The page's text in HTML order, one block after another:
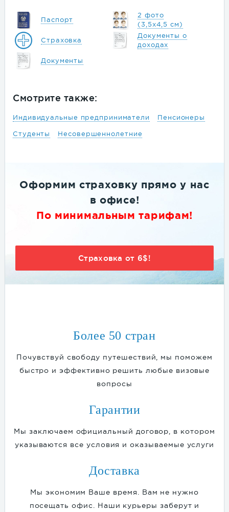
Паспорт
2 фото
(3,5х4,5 см)
Страховка
Документы о
доходах
Документы
Смотрите также:
Индивидуальные предприниматели Пенсионеры
Студенты Несовершеннолетние
Оформим страховку прямо у нас
в офисе!
По минимальным тарифам!
Страховка от 6$!
Более 50 стран
Почувствуй свободу путешествий, мы поможем
быстро и эффективно решить любые визовые
вопросы
Гарантии
Мы заключаем официальный договор, в котором
указываются все условия и оказываемые услуги
Доставка
Мы экономим Ваше время. Вам не нужно
посещать офис. Наши курьеры заберут и